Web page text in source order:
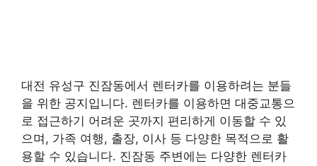
대전 유성구 진잠동에서 렌터카를 이용하려는 분들
을 위한 공지입니다. 렌터카를 이용하면 대중교통으
로 접근하기 어려운 곳까지 편리하게 이동할 수 있
으며, 가족 여행, 출장, 이사 등 다양한 목적으로 활
용할 수 있습니다. 진잠동 주변에는 다양한 렌터카